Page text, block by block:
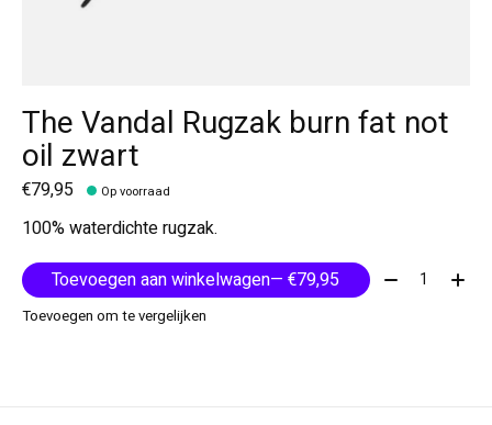
The Vandal Rugzak burn fat not
oil zwart
€79,95 Op voorraad
100% waterdichte rugzak.
Toevoegen aan winkelwagen
— €79,95 Aantal:
Toevoegen om te vergelijken